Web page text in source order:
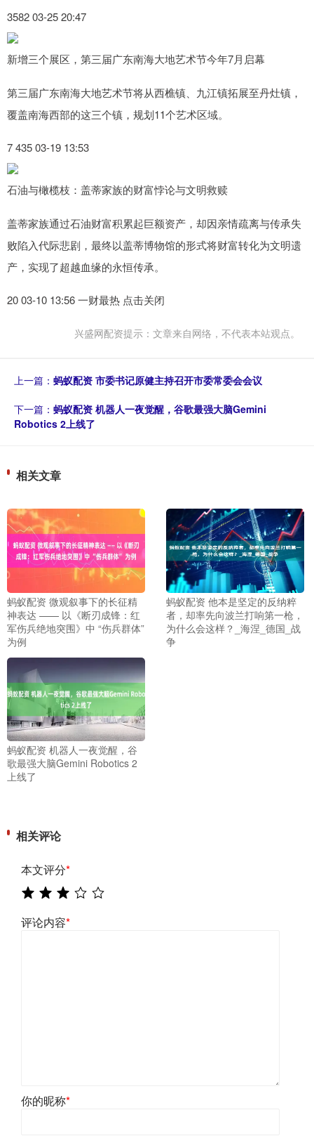
3582 03-25 20:47
新增三个展区，第三届广东南海大地艺术节今年7月启幕
第三届广东南海大地艺术节将从西樵镇、九江镇拓展至丹灶镇，
覆盖南海西部的这三个镇，规划11个艺术区域。
7 435 03-19 13:53
石油与橄榄枝：盖蒂家族的财富悖论与文明救赎
盖蒂家族通过石油财富积累起巨额资产，却因亲情疏离与传承失
败陷入代际悲剧，最终以盖蒂博物馆的形式将财富转化为文明遗
产，实现了超越血缘的永恒传承。
20 03-10 13:56 一财最热 点击关闭
兴盛网配资提示：文章来自网络，不代表本站观点。
上一篇： 蚂蚁配资 市委书记原健主持召开市委常委会会议
下一篇： 蚂蚁配资 机器人一夜觉醒，谷歌最强大脑Gemini
Robotics 2上线了
相关文章
蚂蚁配资 微观叙事下的长征精
神表达 —— 以《断刃成锋：红
军伤兵绝地突围》中 “伤兵群体”
为例
蚂蚁配资 他本是坚定的反纳粹
者，却率先向波兰打响第一枪，
为什么会这样？_海涅_德国_战
争
蚂蚁配资 机器人一夜觉醒，谷
歌最强大脑Gemini Robotics 2
上线了
相关评论
本文评分*
评论内容*
你的昵称*